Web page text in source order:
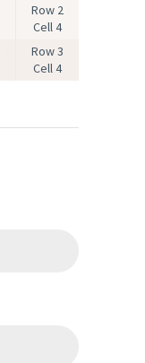
Row 2
Cell 4
Row 3
Cell 4